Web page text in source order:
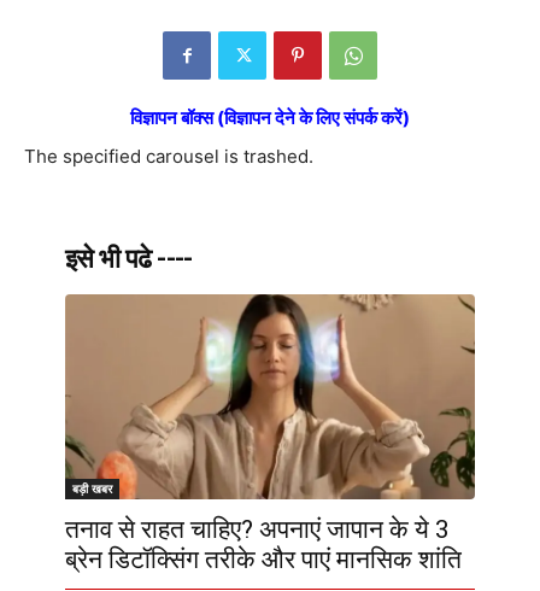
विज्ञापन बॉक्स (विज्ञापन देने के लिए संपर्क करें)
The specified carousel is trashed.
इसे भी पढे ----
बड़ी खबर
तनाव से राहत चाहिए? अपनाएं जापान के ये 3
ब्रेन डिटॉक्सिंग तरीके और पाएं मानसिक शांति